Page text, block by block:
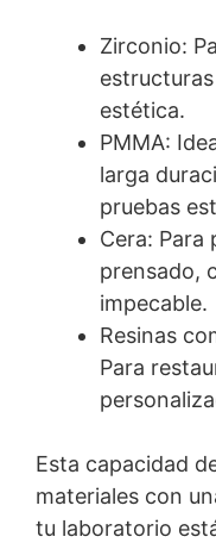
Zirconio:
estética.
PMMA:
larga
pruebas
Cera: Para
prensado,
impecable.
Resinas
Para
Esta capacidad
materiales con
tu laboratorio